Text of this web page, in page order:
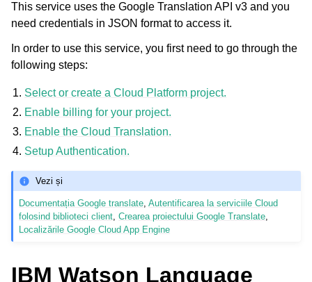
This service uses the Google Translation API v3 and you
need credentials in JSON format to access it.
In order to use this service, you first need to go through the
following steps:
Select or create a Cloud Platform project.
Enable billing for your project.
Enable the Cloud Translation.
Setup Authentication.
Vezi și
Documentația Google translate,Autentificarea la serviciile Cloud
folosind biblioteci client,Crearea proiectului Google Translate,
Localizările Google Cloud App Engine
IBM Watson Language